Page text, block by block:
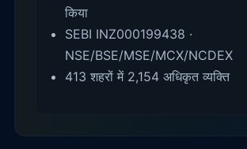
किया
SEBI INZ000199438 ·
NSE/BSE/MSE/MCX/NCDEX
413 शहरों में 2,154 अधिकृत व्यक्ति